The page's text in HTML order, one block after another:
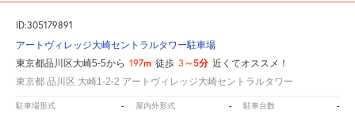
ID:305179891
アートヴィレッジ大崎セントラルタワー駐車場
東京都品川区大崎5-5から 197m 徒歩 3～5分 近くてオススメ！
東京都 品川区 大崎1-2-2 アートヴィレッジ大崎セントラルタワー
駐車場形式 - 屋内外形式 - 駐車台数 -